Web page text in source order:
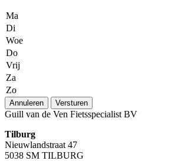
Ma
Di
Woe
Do
Vrij
Za
Zo
Annuleren Versturen
Guill van de Ven Fietsspecialist BV
Tilburg
Nieuwlandstraat 47
5038 SM TILBURG